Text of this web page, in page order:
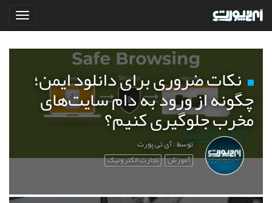
نکات ضروری برای دانلود ایمن؛
چگونه از ورود به دام سایت‌های
مخرب جلوگیری کنیم؟
توسط : آی تی پورت
آموزش تجارت الکترونیک